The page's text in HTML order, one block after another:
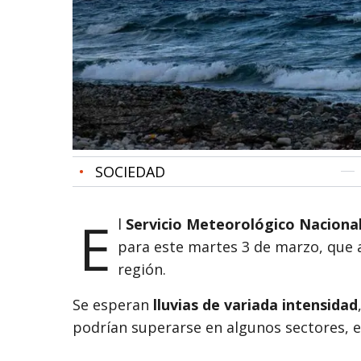
• SOCIEDAD
E l Servicio Meteorológico
para este martes 3 de marzo,
región.
Se esperan lluvias de variada intensidad
podrían superarse en algunos sectores,